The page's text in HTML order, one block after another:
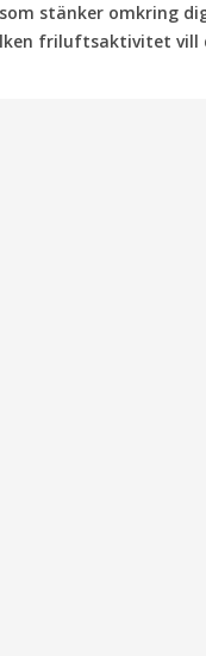
stänker omkring
friluftsaktivitet vill